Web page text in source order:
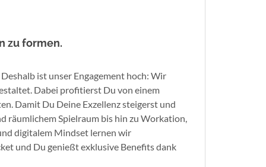
zu formen.
ist unser Engagement hoch: Wir
Dabei profitierst Du von einem
Damit Du Deine Exzellenz steigerst und
räumlichem Spielraum bis hin zu Workation,
digitalem Mindset lernen wir
und Du genießt exklusive Benefits dank